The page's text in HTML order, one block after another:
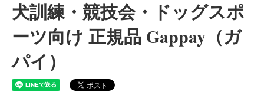
犬訓練・競技会・ドッグスポ
ーツ向け 正規品 Gappay（ガ
パイ）